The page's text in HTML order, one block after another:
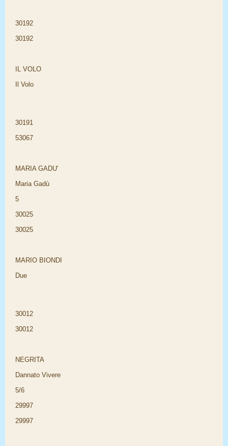
30192
30192
IL VOLO
Il Volo
30191
53067
MARIA GADU'
Maria Gadù
5
30025
30025
MARIO BIONDI
Due
30012
30012
NEGRITA
Dannato Vivere
5/6
29997
29997